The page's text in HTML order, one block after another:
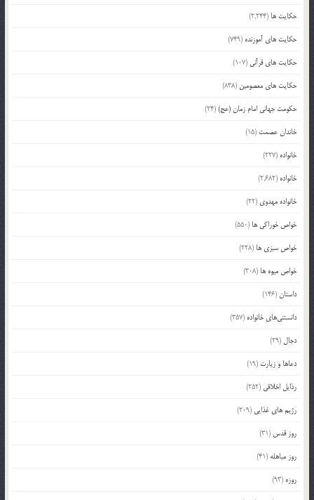
حکایت ها (2,244)
حکایت های آموزنده (749)
حکایت های قرآنی (107)
حکایت های معصومین (838)
حکومت جهانی امام زمان (عج)(24)
خاندان عصمت (15)
خانواده (227)
خانواده (2,682)
خانواده مهدوی (22)
خواص خوراکی ها (550)
خواص سبزی ها (228)
خواص میوه ها (308)
داستان (146)
دانستنی‌های خانواده (357)
دجال (29)
دعاها و زیارت (19)
رذایل اخلاقی (252)
رژیم های غذایی (209)
روز قدس (31)
روز مباهله (41)
روزه (93)